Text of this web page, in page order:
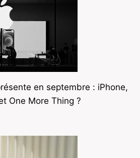
en septembre : iPhone,
One More Thing ?